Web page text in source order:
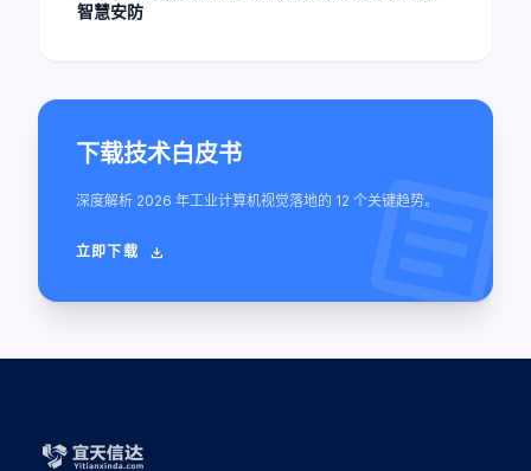
智慧安防
下载技术白皮书
深度解析 2026 年工业计算机视觉落地的 12 个关键趋势。
立即下载 download article